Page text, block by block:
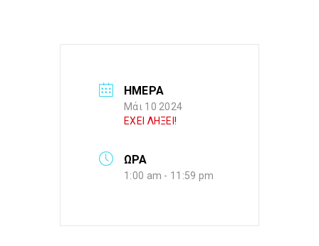
ΗΜΕΡΑ
Μάι 10 2024
ΕΧΕΙ ΛΗΞΕΙ!
ΩΡΑ
1:00 am - 11:59 pm